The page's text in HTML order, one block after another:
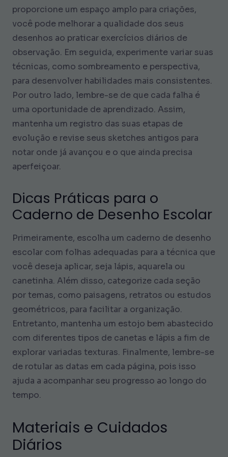
proporcione um espaço amplo para criações,
você pode melhorar a qualidade dos seus
desenhos ao praticar exercícios diários de
observação. Em seguida, experimente variar suas
técnicas, como sombreamento e perspectiva,
para desenvolver habilidades mais consistentes.
Por outro lado, lembre-se de que cada falha é
uma oportunidade de aprendizado. Assim,
mantenha um registro das suas etapas de
evolução e revise seus sketches antigos para
notar onde já avançou e o que ainda precisa
aperfeiçoar.
Dicas Práticas para o
Caderno de Desenho Escolar
Primeiramente, escolha um caderno de desenho
escolar com folhas adequadas para a técnica que
você deseja aplicar, seja lápis, aquarela ou
canetinha. Além disso, categorize cada seção
por temas, como paisagens, retratos ou estudos
geométricos, para facilitar a organização.
Entretanto, mantenha um estojo bem abastecido
com diferentes tipos de canetas e lápis a fim de
explorar variadas texturas. Finalmente, lembre-se
de rotular as datas em cada página, pois isso
ajuda a acompanhar seu progresso ao longo do
tempo.
Materiais e Cuidados
Diários